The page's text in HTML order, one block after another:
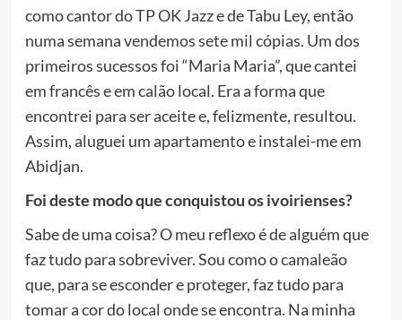
como cantor do TP OK Jazz e de Tabu Ley, então
numa semana vendemos sete mil cópias. Um dos
primeiros sucessos foi “Maria Maria”, que cantei
em francês e em calão local. Era a forma que
encontrei para ser aceite e, felizmente, resultou.
Assim, aluguei um apartamento e instalei-me em
Abidjan.
Foi deste modo que conquistou os ivoirienses?
Sabe de uma coisa? O meu reflexo é de alguém que
faz tudo para sobreviver. Sou como o camaleão
que, para se esconder e proteger, faz tudo para
tomar a cor do local onde se encontra. Na minha